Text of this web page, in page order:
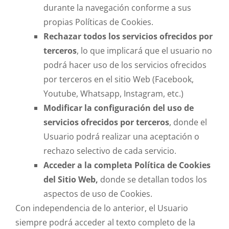
durante la navegación conforme a sus
propias Políticas de Cookies.
Rechazar todos los servicios ofrecidos por
terceros, lo que implicará que el usuario no
podrá hacer uso de los servicios ofrecidos
por terceros en el sitio Web (Facebook,
Youtube, Whatsapp, Instagram, etc.)
Modificar la configuración del uso de
servicios ofrecidos por terceros, donde el
Usuario podrá realizar una aceptación o
rechazo selectivo de cada servicio.
Acceder a la completa Política de Cookies
del Sitio Web, donde se detallan todos los
aspectos de uso de Cookies.
Con independencia de lo anterior, el Usuario
siempre podrá acceder al texto completo de la